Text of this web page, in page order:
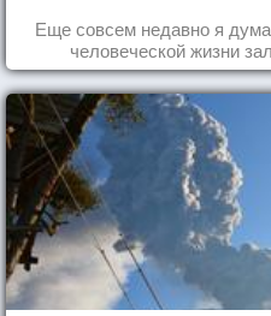
Еще совсем недавно я
человеческой жизни